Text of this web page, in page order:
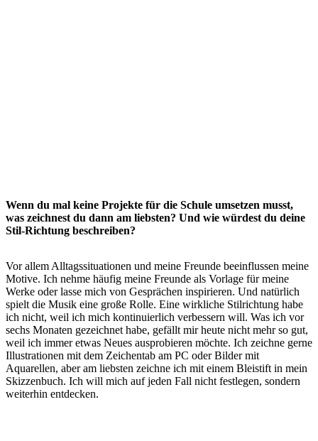
Wenn du mal keine Projekte für die Schule umsetzen musst,
was zeichnest du dann am liebsten? Und wie würdest du deine
Stil-Richtung beschreiben?
Vor allem Alltagssituationen und meine Freunde beeinflussen meine
Motive. Ich nehme häufig meine Freunde als Vorlage für meine
Werke oder lasse mich von Gesprächen inspirieren. Und natürlich
spielt die Musik eine große Rolle. Eine wirkliche Stilrichtung habe
ich nicht, weil ich mich kontinuierlich verbessern will. Was ich vor
sechs Monaten gezeichnet habe, gefällt mir heute nicht mehr so gut,
weil ich immer etwas Neues ausprobieren möchte. Ich zeichne gerne
Illustrationen mit dem Zeichentab am PC oder Bilder mit
Aquarellen, aber am liebsten zeichne ich mit einem Bleistift in mein
Skizzenbuch. Ich will mich auf jeden Fall nicht festlegen, sondern
weiterhin entdecken.